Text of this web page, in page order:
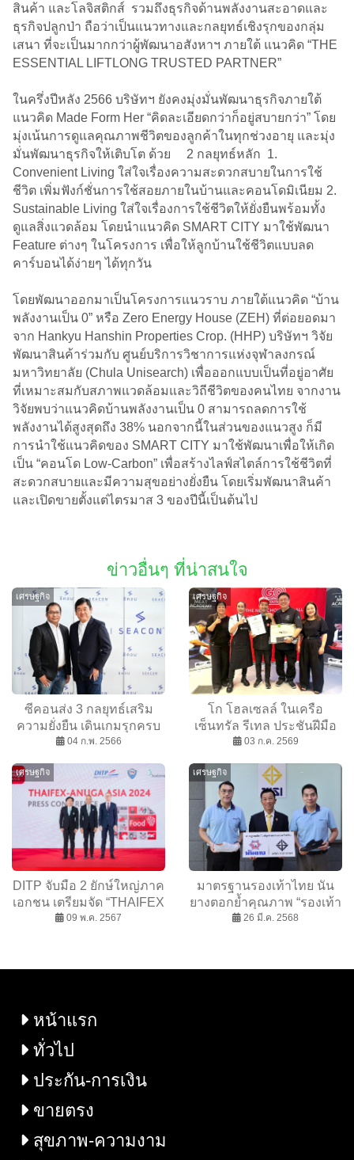
สินค้า และโลจิสติกส์ รวมถึงธุรกิจด้านพลังงานสะอาดและ
ธุรกิจปลูกป่า ถือว่าเป็นแนวทางและกลยุทธ์เชิงรุกของกลุ่ม
เสนา ที่จะเป็นมากกว่าผู้พัฒนาอสังหาฯ ภายใต้ แนวคิด “THE
ESSENTIAL LIFTLONG TRUSTED PARTNER”
ในครึ่งปีหลัง 2566 บริษัทฯ ยังคงมุ่งมั่นพัฒนาธุรกิจภายใต้
แนวคิด Made Form Her “คิดละเอียดกว่าก็อยู่สบายกว่า” โดย
มุ่งเน้นการดูแลคุณภาพชีวิตของลูกค้าในทุกช่วงอายุ และมุ่ง
มั่นพัฒนาธุรกิจให้เติบโต ด้วย 2 กลยุทธ์หลัก 1.
Convenient Living ใส่ใจเรื่องความสะดวกสบายในการใช้
ชีวิต เพิ่มฟังก์ชั่นการใช้สอยภายในบ้านและคอนโดมิเนียม 2.
Sustainable Living ใส่ใจเรื่องการใช้ชีวิตให้ยั่งยืนพร้อมทั้ง
ดูแลสิ่งแวดล้อม โดยนำแนวคิด SMART CITY มาใช้พัฒนา
Feature ต่างๆ ในโครงการ เพื่อให้ลูกบ้านใช้ชีวิตแบบลด
คาร์บอนได้ง่ายๆ ได้ทุกวัน
โดยพัฒนาออกมาเป็นโครงการแนวราบ ภายใต้แนวคิด “บ้าน
พลังงานเป็น 0” หรือ Zero Energy House (ZEH) ที่ต่อยอดมา
จาก Hankyu Hanshin Properties Crop. (HHP) บริษัทฯ วิจัย
พัฒนาสินค้าร่วมกับ ศูนย์บริการวิชาการแห่งจุฬาลงกรณ์
มหาวิทยาลัย (Chula Unisearch) เพื่อออกแบบเป็นที่อยู่อาศัย
ที่เหมาะสมกับสภาพแวดล้อมและวิถีชีวิตของคนไทย จากงาน
วิจัยพบว่าแนวคิดบ้านพลังงานเป็น 0 สามารถลดการใช้
พลังงานได้สูงสุดถึง 38% นอกจากนี้ในส่วนของแนวสูง ก็มี
การนำใช้แนวคิดของ SMART CITY มาใช้พัฒนาเพื่อให้เกิด
เป็น “คอนโด Low-Carbon” เพื่อสร้างไลฟ์สไตล์การใช้ชีวิตที่
สะดวกสบายและมีความสุขอย่างยั่งยืน โดยเริ่มพัฒนาสินค้า
และเปิดขายตั้งแต่ไตรมาส 3 ของปีนี้เป็นต้นไป
ข่าวอื่นๆ ที่น่าสนใจ
เศรษฐกิจ
ซีคอนส่ง 3 กลยุทธ์เสริม
ความยั่งยืน เดินเกมรุกครบ
เครื่อง พร้อมทุ่มงบสร้าง
ล้าน
04 ก.พ. 2566
เศรษฐกิจ
โก โฮลเซลล์ ในเครือ
เซ็นทรัล รีเทล ประชันฝีมือ
พนักงานบุตเชอร์ เฟ้นหา
อดอาชีพนักตัดแต่งที่ปังและ
ดังได้
03 ก.ค. 2569
เศรษฐกิจ
DITP จับมือ 2 ยักษ์ใหญ่ภาค
เอกชน เตรียมจัด “THAIFEX
– ANUGA ASIA 2024” เปิด
มูลค่าสั่งซื้อทะลุแสนล้าน
09 พ.ค. 2567
เศรษฐกิจ
มาตรฐานรองเท้าไทย นัน
ยางตอกย้ำคุณภาพ “รองเท้า
ผ้าใบรายแรกของไทย” ที่ได้
26 มี.ค. 2568
หน้าแรก
ทั่วไป
ประกัน-การเงิน
ขายตรง
สุขภาพ-ความงาม